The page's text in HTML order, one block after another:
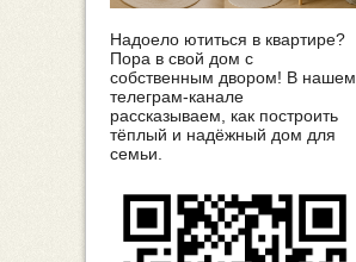
Надоело ютиться в квартире?
Пора в свой дом с
собственным двором! В нашем
телеграм-канале
рассказываем, как построить
тёплый и надёжный дом для
семьи.